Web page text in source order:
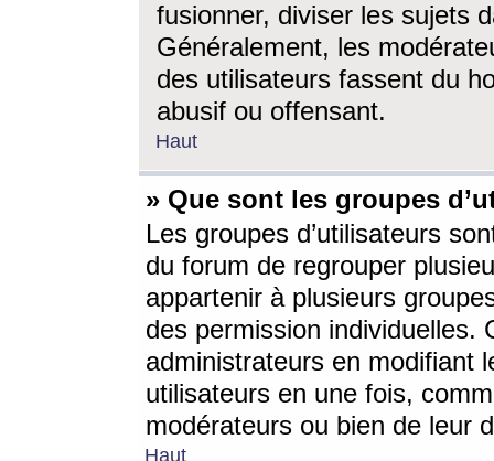
fusionner, diviser les sujets
Généralement, les
des utilisateurs fassent du
abusif ou offensant.
Haut
» Que sont les groupes
Les groupes d’utilisateurs
du forum de regrouper
appartenir à plusieurs
des permission individuelles.
administrateurs en modifiant
utilisateurs en une fois,
modérateurs ou bien de leur
Haut